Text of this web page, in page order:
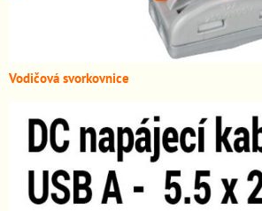
Vodičová svorkovnice